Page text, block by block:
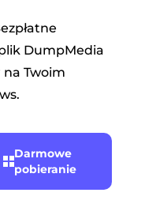
DumpMedia
Twoim
Darmowe
pobieranie